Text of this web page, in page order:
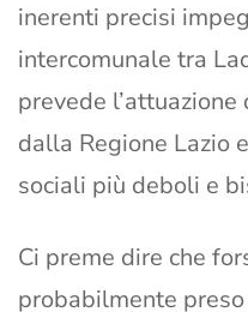
inerenti precisi
intercomunale tra
prevede
dalla Regione Lazio
sociali più deboli e
Ci preme dire che
probabilmente preso